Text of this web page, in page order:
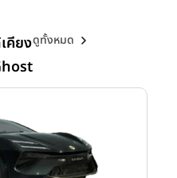
คียงดูทั้งหมด